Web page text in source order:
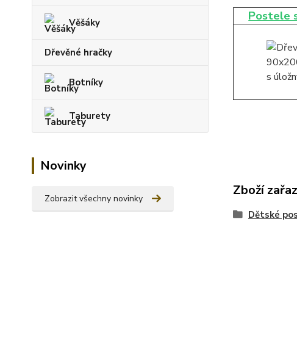
Věšáky
Dřevěné hračky
Botníky
Taburety
Novinky
Zobrazit všechny novinky
Postele
Zboží
Dětské